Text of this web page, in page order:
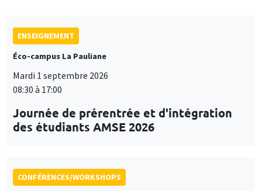
ENSEIGNEMENT
Éco-campus La Pauliane
Mardi 1 septembre 2026
08:30 à 17:00
Journée de prérentrée et d'intégration
des étudiants AMSE 2026
CONFÉRENCES/WORKSHOPS